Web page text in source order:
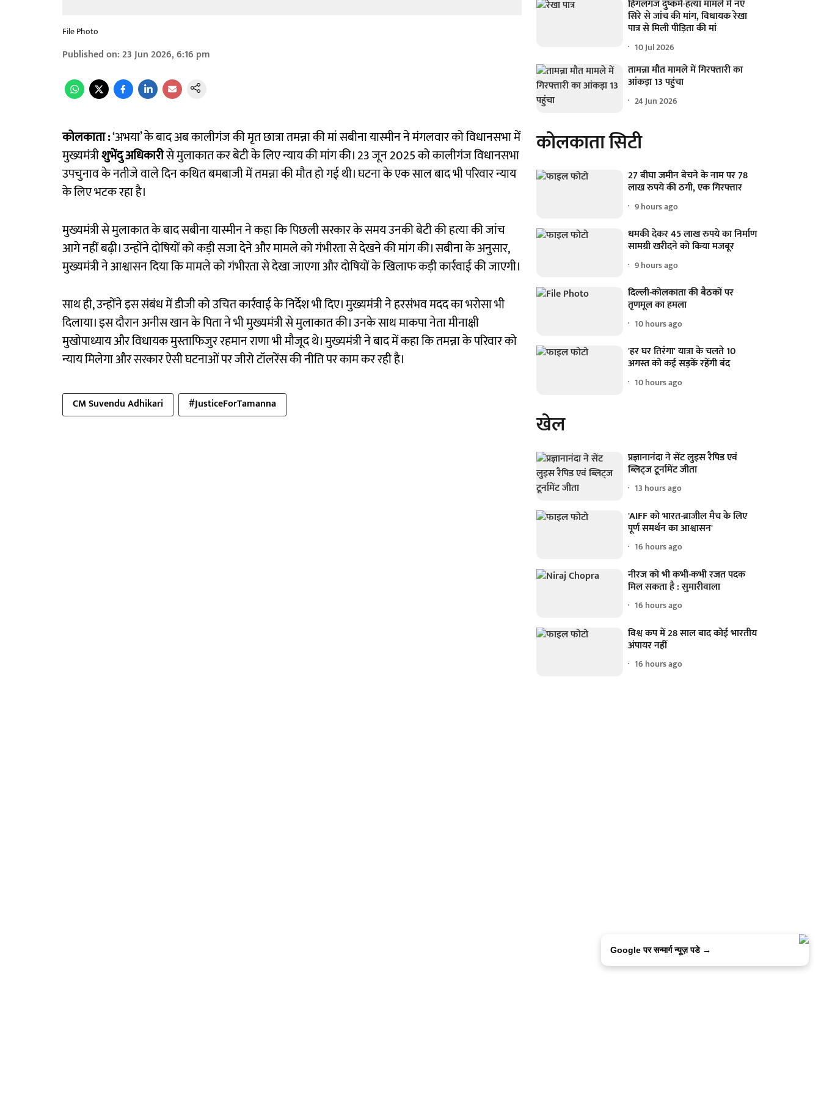
File Photo
Published on:23 Jun 2026, 6:16 pm
कोलकाता :‘अभया’ के बाद अब कालीगंज की मृत छात्रा तमन्ना की मां सबीना यास्मीन ने मंगलवार को विधानसभा में
मुख्यमंत्रीशुभेंदु अधिकारीसे मुलाकात कर बेटी के लिए न्याय की मांग की। 23 जून 2025 को कालीगंज विधानसभा
उपचुनाव के नतीजे वाले दिन कथित बमबाजी में तमन्ना की मौत हो गई थी। घटना के एक साल बाद भी परिवार न्याय
के लिए भटक रहा है।
मुख्यमंत्री से मुलाकात के बाद सबीना यास्मीन ने कहा कि पिछली सरकार के समय उनकी बेटी की हत्या की जांच
आगे नहीं बढ़ी। उन्होंने दोषियों को कड़ी सजा देने और मामले को गंभीरता से देखने की मांग की। सबीना के अनुसार,
मुख्यमंत्री ने आश्वासन दिया कि मामले को गंभीरता से देखा जाएगा और दोषियों के खिलाफ कड़ी कार्रवाई की जाएगी।
साथ ही, उन्होंने इस संबंध में डीजी को उचित कार्रवाई के निर्देश भी दिए। मुख्यमंत्री ने हरसंभव मदद का भरोसा भी
दिलाया। इस दौरान अनीस खान के पिता ने भी मुख्यमंत्री से मुलाकात की। उनके साथ माकपा नेता मीनाक्षी
मुखोपाध्याय और विधायक मुस्ताफिजुर रहमान राणा भी मौजूद थे। मुख्यमंत्री ने बाद में कहा कि तमन्ना के परिवार को
न्याय मिलेगा और सरकार ऐसी घटनाओं पर जीरो टॉलरेंस की नीति पर काम कर रही है।
CM Suvendu Adhikari #JusticeForTamanna
हिंगलगंज दुष्कर्म-हत्या मामले में नए
सिरे से जांच की मांग, विधायक रेखा
पात्र से मिली पीड़िता की मां
10 Jul 2026
तामन्ना मौत मामले में गिरफ्तारी का
आंकड़ा 13 पहुंचा
24 Jun 2026
कोलकाता सिटी
27 बीघा जमीन बेचने के नाम पर 78
लाख रुपये की ठगी, एक गिरफ्तार
9 hours ago
धमकी देकर 45 लाख रुपये का निर्माण
सामग्री खरीदने को किया मजबूर
9 hours ago
दिल्ली-कोलकाता की बैठकों पर
तृणमूल का हमला
10 hours ago
'हर घर तिरंगा' यात्रा के चलते 10
अगस्त को कई सड़कें रहेंगी बंद
10 hours ago
खेल
प्रज्ञानानंदा ने सेंट लुइस रैपिड एवं
ब्लिट्ज टूर्नामेंट जीता
13 hours ago
'AIFF को भारत-ब्राजील मैच के लिए
पूर्ण समर्थन का आश्वासन'
16 hours ago
नीरज को भी कभी-कभी रजत पदक
मिल सकता है : सुमारीवाला
16 hours ago
विश्व कप में 28 साल बाद कोई भारतीय
अंपायर नहीं
16 hours ago
Google पर सन्मार्ग न्यूज़ पडे →